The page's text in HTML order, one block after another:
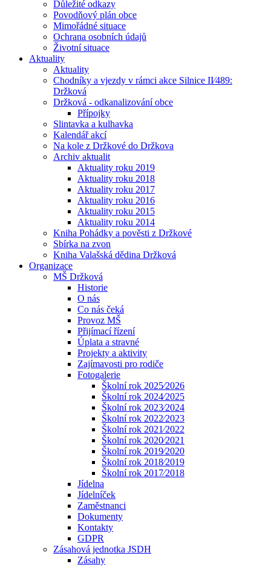
Důležité odkazy
Povodňový plán obce
Mimořádné situace
Ochrana osobních údajů
Životní situace
Aktuality
Aktuality
Chodníky a vjezdy v rámci akce Silnice II⁄489:
Držková
Držková - odkanalizování obce
Přípojky
Slintavka a kulhavka
Kalendář akcí
Na kole z Držkové do Držkova
Archiv aktualit
Aktuality roku 2019
Aktuality roku 2018
Aktuality roku 2017
Aktuality roku 2016
Aktuality roku 2015
Aktuality roku 2014
Kniha Pohádky a pověsti z Držkové
Sbírka na zvon
Kniha Valašská dědina Držková
Organizace
MŠ Držková
Historie
O nás
Co nás čeká
Provoz MŠ
Přijímací řízení
Úplata a stravné
Projekty a aktivity
Zajímavosti pro rodiče
Fotogalerie
Školní rok 2025⁄2026
Školní rok 2024⁄2025
Školní rok 2023⁄2024
Školní rok 2022⁄2023
Školní rok 2021⁄2022
Školní rok 2020⁄2021
Školní rok 2019⁄2020
Školní rok 2018⁄2019
Školní rok 2017⁄2018
Jídelna
Jídelníček
Zaměstnanci
Dokumenty
Kontakty
GDPR
Zásahová jednotka JSDH
Zásahy